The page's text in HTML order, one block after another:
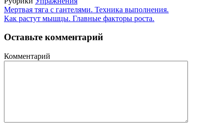
Мертвая тяга с гантелями. Техника выполнения.
Как растут мышцы. Главные факторы роста.
Оставьте комментарий
Комментарий